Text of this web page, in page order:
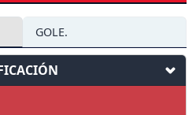
GOLE.